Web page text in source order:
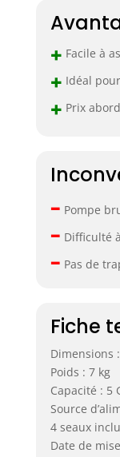
+ Facile à
+ Idéal
+ Prix
– Pompe
– Difficulté
– Pas de
Fiche
Dimensions
Poids : 7 kg
Capacité : 5
Source
4 seaux
Date de